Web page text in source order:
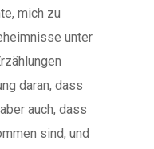
mich zu
unter
daran, dass
auch, dass
sind, und